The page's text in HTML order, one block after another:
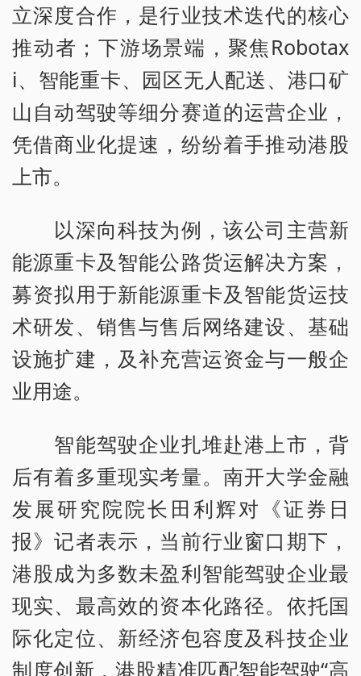
立深度合作，是行业技术迭代的核心
推动者；下游场景端，聚焦Robotax
i、智能重卡、园区无人配送、港口矿
山自动驾驶等细分赛道的运营企业，
凭借商业化提速，纷纷着手推动港股
上市。
以深向科技为例，该公司主营新
能源重卡及智能公路货运解决方案，
募资拟用于新能源重卡及智能货运技
术研发、销售与售后网络建设、基础
设施扩建，及补充营运资金与一般企
业用途。
智能驾驶企业扎堆赴港上市，背
后有着多重现实考量。南开大学金融
发展研究院院长田利辉对《证券日
报》记者表示，当前行业窗口期下，
港股成为多数未盈利智能驾驶企业最
现实、最高效的资本化路径。依托国
际化定位、新经济包容度及科技企业
制度创新，港股精准匹配智能驾驶“高